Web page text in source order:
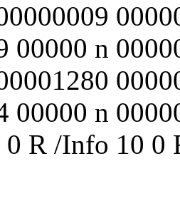
00000 n
00000 n
0 R /Info 10 0